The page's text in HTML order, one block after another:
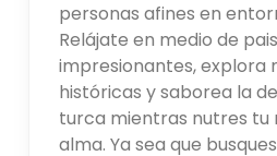
personas afines en
Relájate en medio de
impresionantes, explora
históricas y saborea la
turca mientras nutres tu
alma. Ya sea que